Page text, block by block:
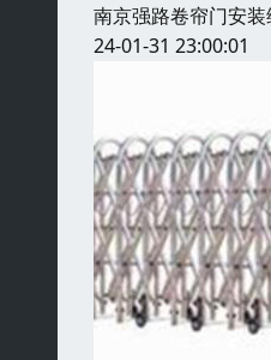
南京强路卷帘门安装
24-01-31 23:00:01